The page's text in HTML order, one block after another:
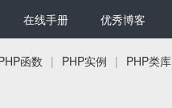
在线手册 优秀博客
函数 | PHP实例 | PHP类库